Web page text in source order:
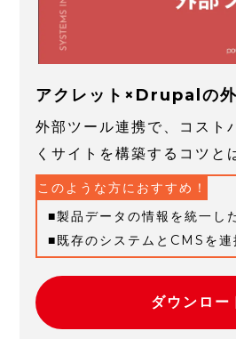
アクレット×Drupalの
外部ツール連携で、コスト
くサイトを構築するコツと
このような方におすすめ！
製品データの情報を統一し
既存のシステムとCMSを連
ダウンロー